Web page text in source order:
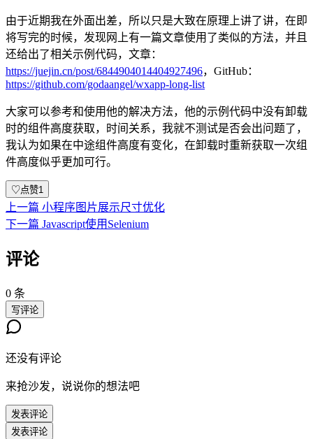
由于近期我在外面出差，所以只是大致在原理上讲了讲，在即
将写完的时候，发现网上有一篇文章使用了类似的方法，并且
还给出了相关示例代码，文章：
https://juejin.cn/post/6844904014404927496，GitHub：
https://github.com/godaangel/wxapp-long-list
大家可以参考和使用他的解决方法，他的示例代码中没有卸载
时的组件高度获取，时间关系，我就不测试是否会出问题了，
我认为如果在中途组件高度有变化，在卸载时重新获取一次组
件高度似乎更加可行。
♡点赞1
上一篇 小程序图片展示尺寸优化
下一篇 Javascript使用Selenium
评论
0 条
写评论
还没有评论
来抢沙发，说说你的想法吧
发表评论
发表评论